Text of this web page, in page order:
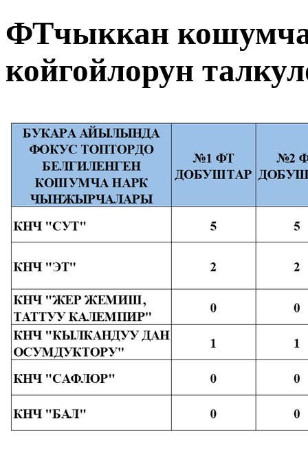
ФТчыккан
койгойлорун